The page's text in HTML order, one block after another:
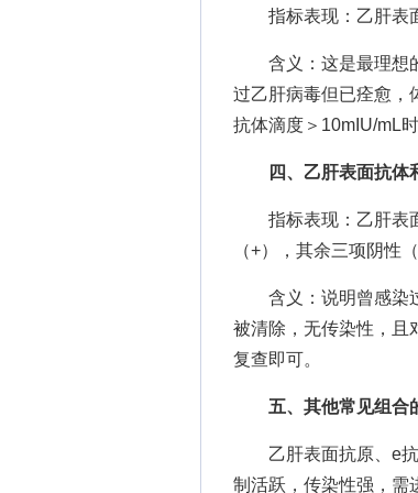
指标表现：乙肝表面
含义：这是最理想的
过乙肝病毒但已痊愈，
抗体滴度＞10mIU/mL
四、乙肝表面抗体
指标表现：乙肝表面
（+），其余三项阴性（
含义：说明曾感染过
被清除，无传染性，且
复查即可。
五、其他常见组合
乙肝表面抗原、e抗
制活跃，传染性强，需